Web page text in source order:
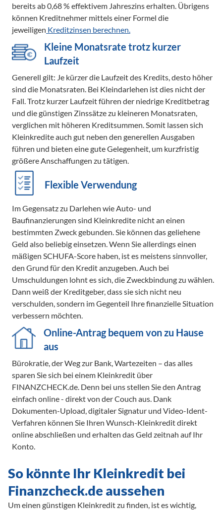
bereits ab 0,68 % effektivem Jahreszins erhalten. Übrigens
können Kreditnehmer mittels einer Formel die
jeweiligen Kreditzinsen berechnen.
Kleine Monatsrate trotz kurzer
Laufzeit
Generell gilt: Je kürzer die Laufzeit des Kredits, desto höher
sind die Monatsraten. Bei Kleindarlehen ist dies nicht der
Fall. Trotz kurzer Laufzeit führen der niedrige Kreditbetrag
und die günstigen Zinssätze zu kleineren Monatsraten,
verglichen mit höheren Kreditsummen. Somit lassen sich
Kleinkredite auch gut neben den generellen Ausgaben
führen und bieten eine gute Gelegenheit, um kurzfristig
größere Anschaffungen zu tätigen.
Flexible Verwendung
Im Gegensatz zu Darlehen wie Auto- und
Baufinanzierungen sind Kleinkredite nicht an einen
bestimmten Zweck gebunden. Sie können das geliehene
Geld also beliebig einsetzen. Wenn Sie allerdings einen
mäßigen SCHUFA-Score haben, ist es meistens sinnvoller,
den Grund für den Kredit anzugeben. Auch bei
Umschuldungen lohnt es sich, die Zweckbindung zu wählen.
Dann weiß der Kreditgeber, dass sie sich nicht neu
verschulden, sondern im Gegenteil Ihre finanzielle Situation
verbessern möchten.
Online-Antrag bequem von zu Hause
aus
Bürokratie, der Weg zur Bank, Wartezeiten – das alles
sparen Sie sich bei einem Kleinkredit über
FINANZCHECK.de. Denn bei uns stellen Sie den Antrag
einfach online - direkt von der Couch aus. Dank
Dokumenten-Upload, digitaler Signatur und Video-Ident-
Verfahren können Sie Ihren Wunsch-Kleinkredit direkt
online abschließen und erhalten das Geld zeitnah auf Ihr
Konto.
So könnte Ihr Kleinkredit bei
Finanzcheck.de aussehen
Um einen günstigen Kleinkredit zu finden, ist es wichtig,